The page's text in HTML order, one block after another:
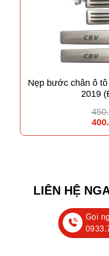
Nẹp bước chân ô
2019
LIÊN HỆ
Gọi